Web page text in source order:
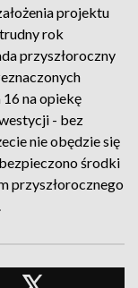
projektu
rok
przyszłoroczny
16 na opiekę
- bez
nie obędzie się
środki
przyszłorocznego